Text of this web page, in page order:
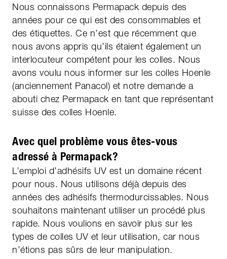
Nous connaissons Permapack depuis des
années pour ce qui est des consommables et
des étiquettes. Ce n’est que récemment que
nous avons appris qu’ils étaient également un
interlocuteur compétent pour les colles. Nous
avons voulu nous informer sur les colles Hoenle
(anciennement Panacol) et notre demande a
abouti chez Permapack en tant que représentant
suisse des colles Hoenle.
Avec quel problème vous êtes-vous
adressé à Permapack?
L’emploi d’adhésifs UV est un domaine récent
pour nous. Nous utilisons déjà depuis des
années des adhésifs thermodurcissables. Nous
souhaitons maintenant utiliser un procédé plus
rapide. Nous voulions en savoir plus sur les
types de colles UV et leur utilisation, car nous
n’étions pas sûrs de leur manipulation.